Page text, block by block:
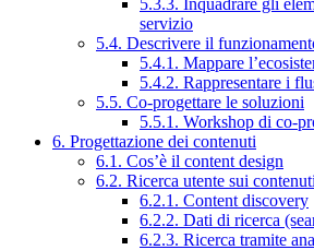
5.3.3. Inquadrare gli
servizio
5.4. Descrivere il
5.4.1. Mappare
5.4.2. Rappresentare i
5.5. Co-progettare le soluzioni
5.5.1. Workshop di co-
6. Progettazione dei contenuti
6.1. Cos’è il content design
6.2. Ricerca utente sui
6.2.1. Content discovery
6.2.2. Dati di ricerca
6.2.3. Ricerca tramite